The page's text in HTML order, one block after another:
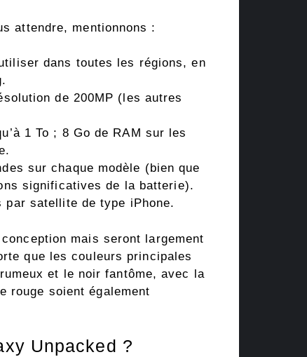
attendre, mentionnons :
dans toutes les régions, en
de 200MP (les autres
1 To ; 8 Go de RAM sur les
sur chaque modèle (bien que
significatives de la batterie).
par satellite de type iPhone.
mais seront largement
que les couleurs principales
et le noir fantôme, avec la
rouge soient également
Unpacked ?